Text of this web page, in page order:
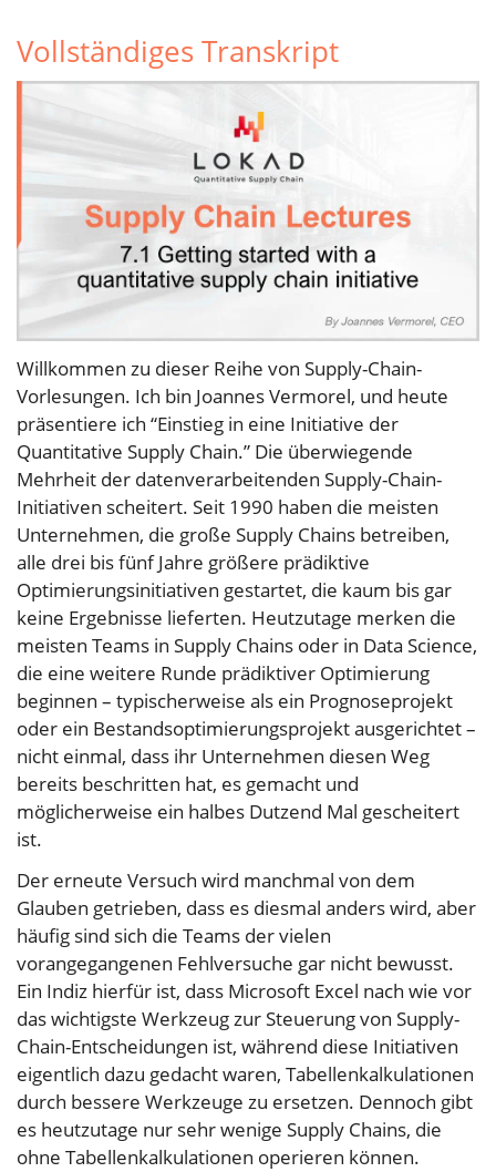
Vollständiges Transkript
Willkommen zu dieser Reihe von Supply-Chain-
Vorlesungen. Ich bin Joannes Vermorel, und heute
präsentiere ich “Einstieg in eine Initiative der
Quantitative Supply Chain.” Die überwiegende
Mehrheit der datenverarbeitenden Supply-Chain-
Initiativen scheitert. Seit 1990 haben die meisten
Unternehmen, die große Supply Chains betreiben,
alle drei bis fünf Jahre größere prädiktive
Optimierungsinitiativen gestartet, die kaum bis gar
keine Ergebnisse lieferten. Heutzutage merken die
meisten Teams in Supply Chains oder in Data Science,
die eine weitere Runde prädiktiver Optimierung
beginnen – typischerweise als ein Prognoseprojekt
oder ein Bestandsoptimierungsprojekt ausgerichtet –
nicht einmal, dass ihr Unternehmen diesen Weg
bereits beschritten hat, es gemacht und
möglicherweise ein halbes Dutzend Mal gescheitert
ist.
Der erneute Versuch wird manchmal von dem
Glauben getrieben, dass es diesmal anders wird, aber
häufig sind sich die Teams der vielen
vorangegangenen Fehlversuche gar nicht bewusst.
Ein Indiz hierfür ist, dass Microsoft Excel nach wie vor
das wichtigste Werkzeug zur Steuerung von Supply-
Chain-Entscheidungen ist, während diese Initiativen
eigentlich dazu gedacht waren, Tabellenkalkulationen
durch bessere Werkzeuge zu ersetzen. Dennoch gibt
es heutzutage nur sehr wenige Supply Chains, die
ohne Tabellenkalkulationen operieren können.